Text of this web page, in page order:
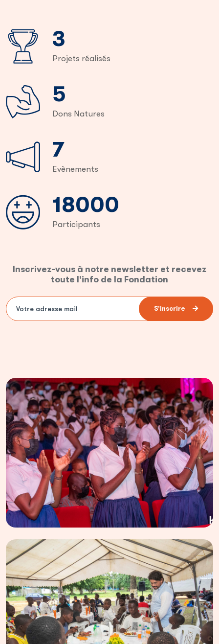
6
Projets réalisés
9
Dons Natures
14
Evènements
36000
Participants
Inscrivez-vous à notre newsletter et recevez
toute l'info de la Fondation
S'inscrire